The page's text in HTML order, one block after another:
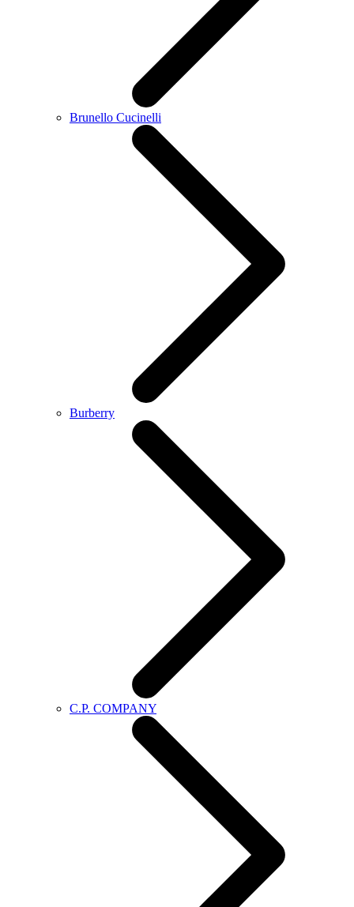
Brunello Cucinelli
Burberry
C.P. COMPANY